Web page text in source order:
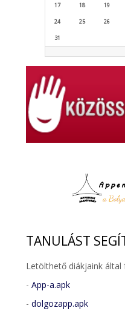
17 18 19
24 25 26
31
TANULÁST
Letölthető diákjaink által
-App-a.apk
-dolgozapp.apk